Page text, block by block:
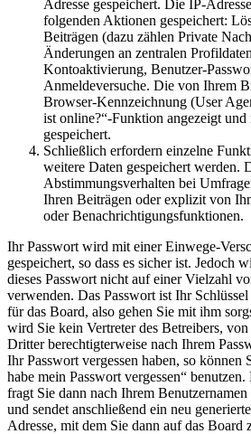
Adresse gespeichert. Die IP-
folgenden Aktionen gespeichert:
Beiträgen (dazu zählen Private
Änderungen an zentralen
Kontoaktivierung, Benutzer-
Anmeldeversuche. Die von Ihrem
Browser-Kennzeichnung (User
ist online?“-Funktion angezeigt und
gespeichert.
Schließlich erfordern einzelne
weitere Daten gespeichert werden.
Abstimmungsverhalten bei
Ihren Beiträgen oder explizit von
oder Benachrichtigungsfunktionen.
Ihr Passwort wird mit einer Einwege-
gespeichert, so dass es sicher ist. Jedoch
dieses Passwort nicht auf einer Vielzahl
verwenden. Das Passwort ist Ihr
für das Board, also gehen Sie mit ihm
wird Sie kein Vertreter des Betreibers,
Dritter berechtigterweise nach Ihrem
Ihr Passwort vergessen haben, so können
habe mein Passwort vergessen“
fragt Sie dann nach Ihrem
und sendet anschließend ein neu
Adresse, mit dem Sie dann auf das Board